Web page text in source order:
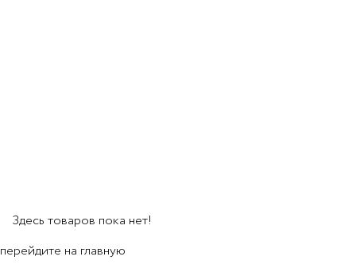
Здесь товаров пока нет!
перейдите на главную